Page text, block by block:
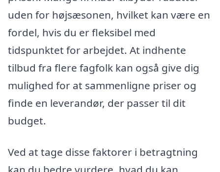
uden for højsæsonen, hvilket kan være en
fordel, hvis du er fleksibel med
tidspunktet for arbejdet. At indhente
tilbud fra flere fagfolk kan også give dig
mulighed for at sammenligne priser og
finde en leverandør, der passer til dit
budget.
Ved at tage disse faktorer i betragtning